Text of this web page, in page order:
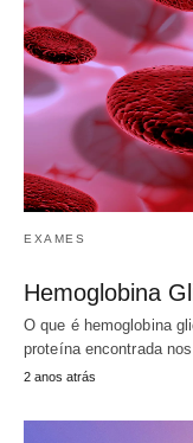
EXAMES
Hemoglobina
O que é hemoglobina
proteína encontrada
2 anos atrás